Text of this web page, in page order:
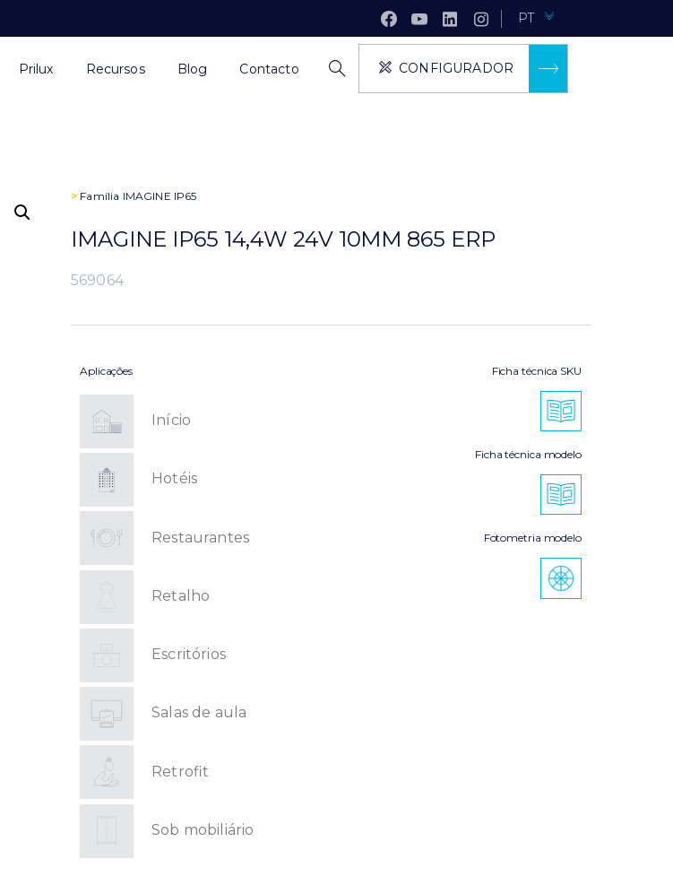
PT
Prilux Recursos Blog Contacto CONFIGURADOR
> Família IMAGINE IP65
IMAGINE IP65 14,4W 24V 10MM 865 ERP
569064
Aplicações
Início
Hotéis
Restaurantes
Retalho
Escritórios
Salas de aula
Retrofit
Sob mobiliário
Ficha técnica SKU
Ficha técnica modelo
Fotometria modelo